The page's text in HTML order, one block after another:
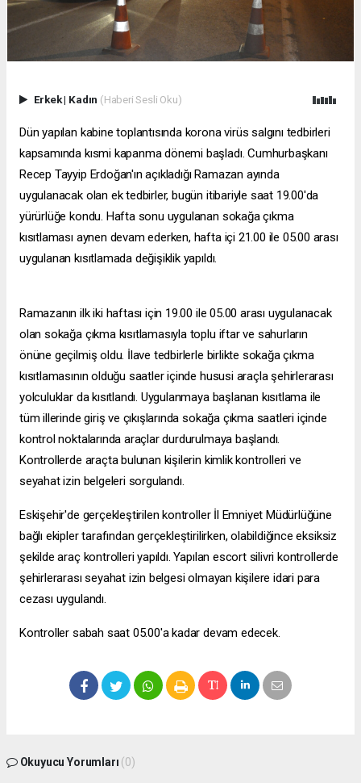
Erkek| Kadın (Haberi Sesli Oku)
Dün yapılan kabine toplantısında korona virüs salgını tedbirleri
kapsamında kısmi kapanma dönemi başladı. Cumhurbaşkanı
Recep Tayyip Erdoğan'ın açıkladığı Ramazan ayında
uygulanacak olan ek tedbirler, bugün itibariyle saat 19.00'da
yürürlüğe kondu. Hafta sonu uygulanan sokağa çıkma
kısıtlaması aynen devam ederken, hafta içi 21.00 ile 05.00 arası
uygulanan kısıtlamada değişiklik yapıldı.
Ramazanın ilk iki haftası için 19.00 ile 05.00 arası uygulanacak
olan sokağa çıkma kısıtlamasıyla toplu iftar ve sahurların
önüne geçilmiş oldu. İlave tedbirlerle birlikte sokağa çıkma
kısıtlamasının olduğu saatler içinde hususi araçla şehirlerarası
yolculuklar da kısıtlandı. Uygulanmaya başlanan kısıtlama ile
tüm illerinde giriş ve çıkışlarında sokağa çıkma saatleri içinde
kontrol noktalarında araçlar durdurulmaya başlandı.
Kontrollerde araçta bulunan kişilerin kimlik kontrolleri ve
seyahat izin belgeleri sorgulandı.
Eskişehir'de gerçekleştirilen kontroller İl Emniyet Müdürlüğüne
bağlı ekipler tarafından gerçekleştirilirken, olabildiğince eksiksiz
şekilde araç kontrolleri yapıldı. Yapılan escort silivri kontrollerde
şehirlerarası seyahat izin belgesi olmayan kişilere idari para
cezası uygulandı.
Kontroller sabah saat 05.00'a kadar devam edecek.
Okuyucu Yorumları (0)